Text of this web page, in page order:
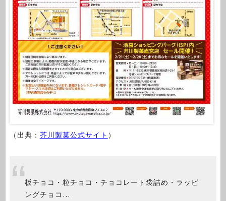
（出典： 芥川製菓公式サイト ）
板チョコ・粒チョコ・チョコレート袋詰め・ラッピ
ングチョコ…